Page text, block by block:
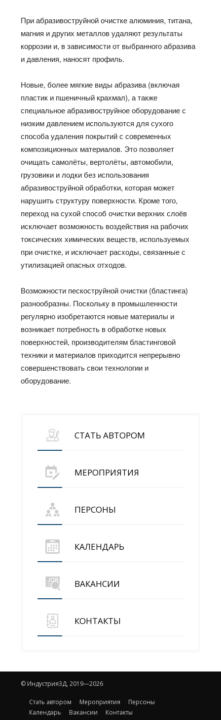
При абразивоструйной очистке алюминия, титана,
магния и других металлов удаляют результаты
коррозии и, в зависимости от выбранного абразива
и давления, наносят профиль.
Новые, более мягкие виды абразива (включая
пластик и пшеничный крахмал), а также
специальное абразивоструйное оборудование с
низким давлением используются для сухого
способа удаления покрытий с современных
композиционных материалов. Это позволяет
очищать самолёты, вертолёты, автомобили,
грузовики и лодки без использования
абразивоструйной обработки, которая может
нарушить структуру поверхности. Кроме того,
переход на сухой способ очистки верхних слоёв
исключает возможность воздействия на рабочих
токсических химических веществ, используемых
при очистке, и исключает расходы, связанные с
утилизацией опасных отходов.
Возможности пескоструйной очистки (бластинга)
разнообразны. Поскольку в промышленности
регулярно изобретаются новые материалы и
возникает потребность в обработке новых
поверхностей, производителям бластинговой
техники и материалов приходится непрерывно
совершенствовать свои технологии и
оборудование.
СТАТЬ АВТОРОМ
МЕРОПРИЯТИЯ
ПЕРСОНЫ
КАЛЕНДАРЬ
ВАКАНСИИ
КОНТАКТЫ
© Индустрия3Д, 2019—2026
Стать автором Мероприятия
Персоны
Календарь
Вакансии Контакты